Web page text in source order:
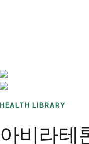
HEALTH LIBRARY
아비라테